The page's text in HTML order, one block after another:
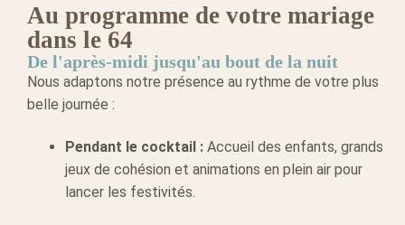
Au programme de votre mariage
dans le 64
De l'après-midi jusqu'au bout de la nuit
Nous adaptons notre présence au rythme de votre plus
belle journée :
Pendant le cocktail :Accueil des enfants, grands
jeux de cohésion et animations en plein air pour
lancer les festivités.